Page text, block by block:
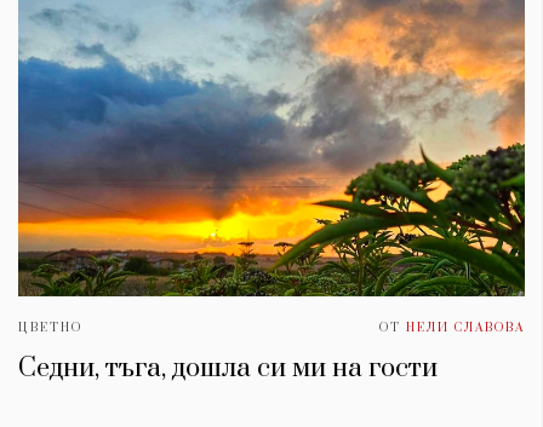
ЦВЕТНО ОТ НЕЛИ СЛАВОВА
Седни, тъга, дошла си ми на гости